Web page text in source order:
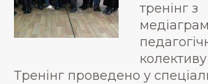
тренінг з
Тренінг проведено у